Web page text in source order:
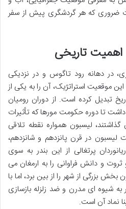
ضروری که هر گردشگری پیش از سفر
اهمیت تاریخی
در دهانه رود تاگوس و در نزدیکی
موقعیت استراتژیک، آن را به یکی از
تبدیل کرده است. از دوران رومیان
تا دوره حکومت مورها که تأثیرات
لیسبون همواره نقطه تلاقی
در قرن پانزدهم و شانزدهم،
پرتغالی از این بندر به سوی
و دانش فراوانی را به ارمغان می
ویرانگر ۱۷۵۵ لیسبون بخش بزرگی از شهر را از بین برد، اما با
به شیوه ای مدرن و ضد زلزله بازسازی
نماد آن است.